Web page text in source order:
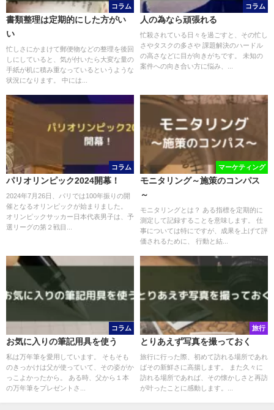
コラム
書類整理は定期的にした方がい
い
忙しさにかまけて郵便物などの整理を後回
しにしていると、気が付いたら大変な量の
手紙が机に積み重なっているというような
状況になります。 中には...
コラム
人の為なら頑張れる
忙殺されている日々を過ごすと、その忙し
さやタスクの多さや 課題解決のハードル
の高さなどに目が向きがちです。 未知の
案件への向き合い方に悩み、...
コラム
パリオリンピック2024開幕！
2024年7月26日、パリでは100年振りの開
催となるオリンピックが始まりました。
オリンピックサッカー日本代表男子は、予
選リーグの第２戦目...
マーケティング
モニタリング～施策のコンパス
～
モニタリングとは？ ある指標を定期的に
測定して記録することを意味します。 仕
事については特にですが、成果を上げて評
価されるために、 行動と結...
コラム
お気に入りの筆記用具を使う
私は万年筆を愛用しています。 そもそも
のきっかけは父が使っていて、その姿がか
っこよかったから。 ある時、父から１本
の万年筆をプレゼントさ...
旅行
とりあえず写真を撮っておく
旅行に行った際、初めて訪れる場所であれ
ばその新鮮さに高揚します。 また久々に
訪れる場所であれば、その懐かしさと再訪
が叶ったことに感動します。...